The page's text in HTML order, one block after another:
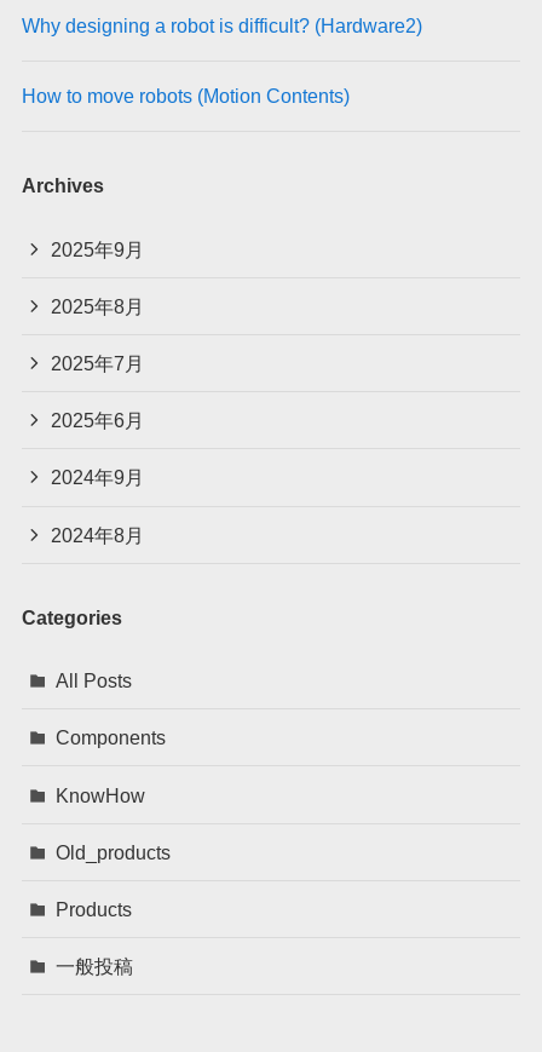
Why designing a robot is difficult? (Hardware2)
How to move robots (Motion Contents)
Archives
2025年9月
2025年8月
2025年7月
2025年6月
2024年9月
2024年8月
Categories
All Posts
Components
KnowHow
Old_products
Products
一般投稿